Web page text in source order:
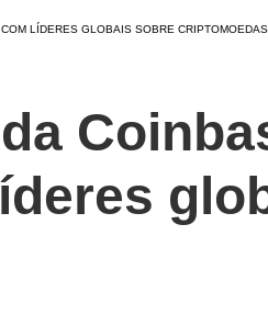
LÍDERES GLOBAIS SOBRE CRIPTOMOEDAS